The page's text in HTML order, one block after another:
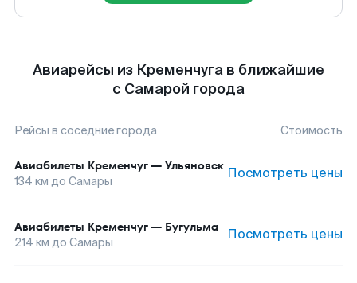
Авиарейсы из Кременчуга в ближайшие
с Самарой города
Рейсы в соседние города Стоимость
Авиабилеты Кременчуг— Ульяновск
134 км до Самары Посмотреть цены
Авиабилеты Кременчуг— Бугульма
214 км до Самары Посмотреть цены